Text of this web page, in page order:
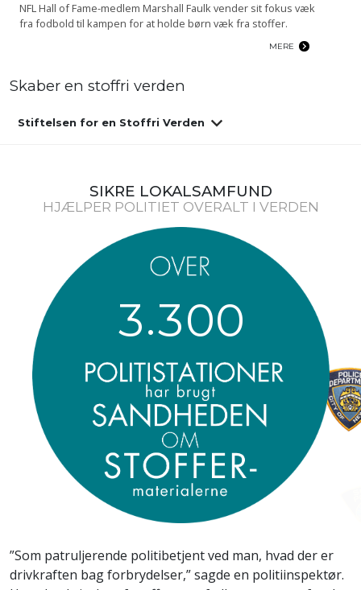
NFL Hall of Fame-medlem Marshall Faulk vender sit fokus væk
fra fodbold til kampen for at holde børn væk fra stoffer.
MERE
Skaber en stoffri verden
Stiftelsen for en Stoffri Verden
SIKRE LOKALSAMFUND
HJÆLPER POLITIET OVERALT I VERDEN
3.300
”Som patruljerende politibetjent ved man, hvad der er
drivkraften bag forbrydelser,” sagde en politiinspektør.